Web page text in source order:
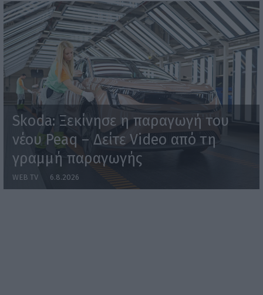
Skoda: Ξεκίνησε η παραγωγή του
νέου Peaq – Δείτε Video από τη
γραμμή παραγωγής
WEB TV 6.8.2026